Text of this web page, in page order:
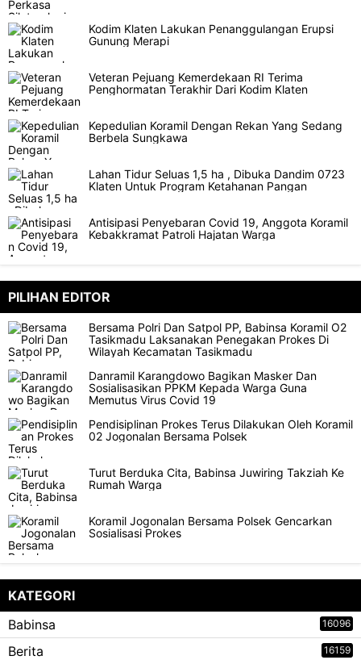
Kodim Klaten Lakukan Penanggulangan Erupsi
Gunung Merapi
Veteran Pejuang Kemerdekaan RI Terima
Penghormatan Terakhir Dari Kodim Klaten
Kepedulian Koramil Dengan Rekan Yang Sedang
Berbela Sungkawa
Lahan Tidur Seluas 1,5 ha , Dibuka Dandim 0723
Klaten Untuk Program Ketahanan Pangan
Antisipasi Penyebaran Covid 19, Anggota Koramil
Kebakkramat Patroli Hajatan Warga
PILIHAN EDITOR
Bersama Polri Dan Satpol PP, Babinsa Koramil O2
Tasikmadu Laksanakan Penegakan Prokes Di
Wilayah Kecamatan Tasikmadu
Danramil Karangdowo Bagikan Masker Dan
Sosialisasikan PPKM Kepada Warga Guna
Memutus Virus Covid 19
Pendisiplinan Prokes Terus Dilakukan Oleh Koramil
02 Jogonalan Bersama Polsek
Turut Berduka Cita, Babinsa Juwiring Takziah Ke
Rumah Warga
Koramil Jogonalan Bersama Polsek Gencarkan
Sosialisasi Prokes
KATEGORI
Babinsa
16096
Berita 16159